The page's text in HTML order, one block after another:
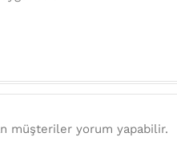
müşteriler yorum yapabilir.